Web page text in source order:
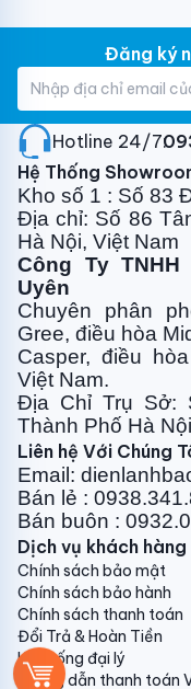
- Điều chỉnh dễ
nhu cầu sử dụng
Giúp bạn tận hưởng
cùng thoải mái và
Lưới lọc khử
Điều hòa tủ đứng
kháng khuẩn hiệu
sử dụng. Chúng ta
mát lạnh trong lành
Sử dụng môi
cao
Điều hòa tủ đứng
chất làm lạnh tiên
làm lạnh cao giúp
chất gây suy giảm
trường và an toàn
Đăng ký
Hotline 24/7:
Hệ Thống
Kho số 1 : Số 83
Địa chỉ: Số 86
Hà Nội, Việt Nam
Công Ty
Uyên
Chuyên phân
Gree, điều hòa
Casper, điều hòa
Việt Nam.
Địa Chỉ Trụ Sở:
Thành Phố Hà
Liên hệ Với Chúng
Email:
Bán lẻ :
Bán buôn :
Dịch vụ khách hàng
Chính sách bảo mật
Chính sách bảo hành
Chính sách thanh toán
Đổi Trả & Hoàn Tiền
Hệ thống đại lý
Hướng dẫn thanh toán